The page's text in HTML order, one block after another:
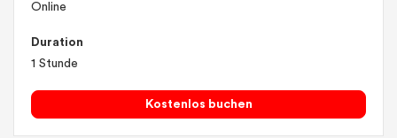
Online
Duration
1 Stunde
Kostenlos buchen